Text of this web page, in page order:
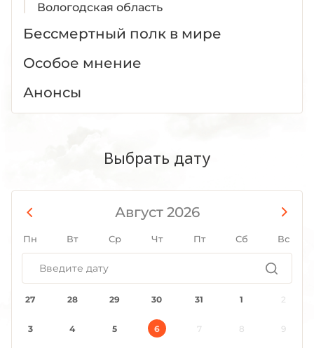
Вологодская область
Воронежская область
Донецкая Народная Республика
Калининградская область
Калмыкия
Калужская область
Камчатский край
Карачаево-Черкесия
Кемеровская область
Бессмертный полк в мире
Особое мнение
Анонсы
Выбрать дату
Август 2026
Пн Вт Ср Чт Пт Сб Вс
27 28 29 30 31 1 2
3 4 5 6 7 8 9